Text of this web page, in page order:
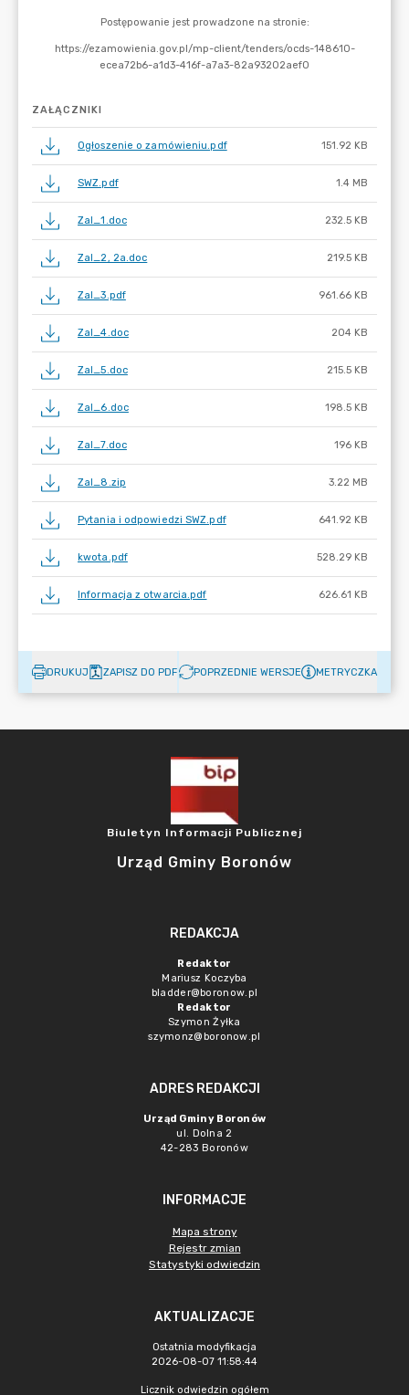
ZAŁĄCZNIKI
Ogłoszenie o zamówieniu.pdf 151.92 KB
SWZ.pdf 1.4 MB
Zal_1.doc 232.5 KB
Zal_2, 2a.doc 219.5 KB
Zal_3.pdf 961.66 KB
Zal_4.doc 204 KB
Zal_5.doc 215.5 KB
Zal_6.doc 198.5 KB
Zal_7.doc 196 KB
Zal_8.zip 3.22 MB
Pytania i odpowiedzi SWZ.pdf 641.92 KB
kwota.pdf 528.29 KB
Informacja z otwarcia.pdf 626.61 KB
DRUKUJ ZAPISZ DO PDF POPRZEDNIE WERSJE METRYCZKA
Biuletyn Informacji Publicznej
Urząd Gminy Boronów
REDAKCJA
Redaktor
Mariusz Koczyba
bladder@boronow.pl
Redaktor
Szymon Żyłka
szymonz@boronow.pl
ADRES REDAKCJI
Urząd Gminy Boronów
ul. Dolna 2
42-283 Boronów
INFORMACJE
Mapa strony
Rejestr zmian
Statystyki odwiedzin
AKTUALIZACJE
Ostatnia modyfikacja
2026-08-07 11:58:44
Licznik odwiedzin ogółem